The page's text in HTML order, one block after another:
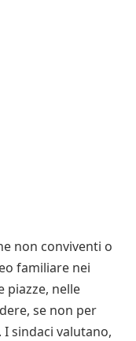
non conviventi o
familiare nei
piazze, nelle
se non per
sindaci valutano,